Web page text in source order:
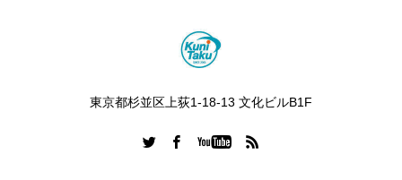
東京都杉並区上荻1-18-13 文化ビルB1F